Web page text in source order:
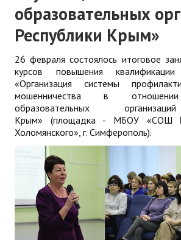
образовательных
Республики Крым»
26 февраля состоялось итоговое
курсов повышения
«Организация системы
мошенничества в
образовательных
Крым» (площадка - МБОУ
Холомянского», г. Симферополь).